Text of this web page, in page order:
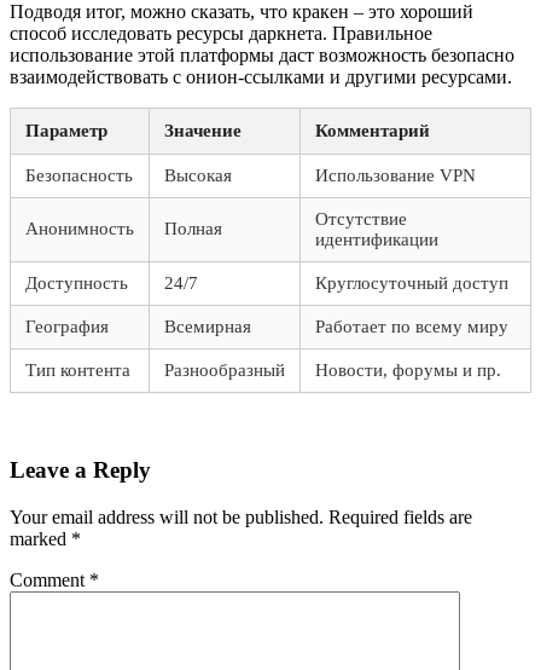
Подводя итог, можно сказать, что кракен – это хороший
способ исследовать ресурсы даркнета. Правильное
использование этой платформы даст возможность безопасно
взаимодействовать с онион-ссылками и другими ресурсами.
Параметр Значение Комментарий
Безопасность Высокая Использование VPN
Анонимность Полная
Отсутствие
идентификации
Доступность 24/7 Круглосуточный доступ
География Всемирная Работает по всему миру
Тип контента Разнообразный Новости, форумы и пр.
Leave a Reply
Your email address will not be published. Required fields are
marked *
Comment *